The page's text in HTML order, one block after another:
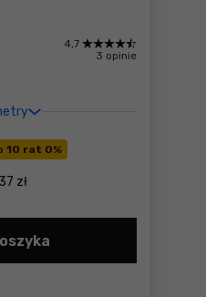
4,7
3 opinie
10 rat 0%
zł
Szlifierka kątowa DeWalt